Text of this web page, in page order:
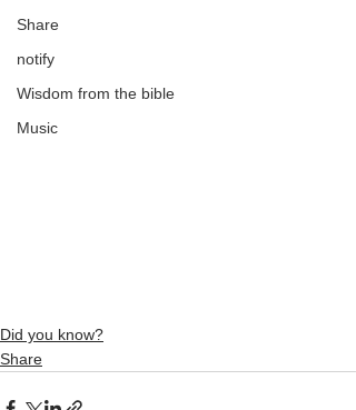
Share
notify
Wisdom from the bible
Music
Did you know?
Share